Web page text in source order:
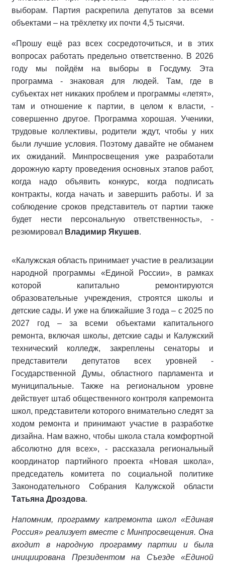
выборам. Партия раскрепила депутатов за всеми
объектами – на трёхлетку их почти 4,5 тысячи.
«Прошу ещё раз всех сосредоточиться, и в этих
вопросах работать предельно ответственно. В 2026
году мы пойдём на выборы в Госдуму. Эта
программа - знаковая для людей. Там, где в
субъектах нет никаких проблем и программы «летят»,
там и отношение к партии, в целом к власти, -
совершенно другое. Программа хорошая. Ученики,
трудовые коллективы, родители ждут, чтобы у них
были лучшие условия. Поэтому давайте не обманем
их ожиданий. Минпросвещения уже разработали
дорожную карту проведения основных этапов работ,
когда надо объявить конкурс, когда подписать
контракты, когда начать и завершить работы. И за
соблюдение сроков представитель от партии также
будет нести персональную ответственность», -
резюмировал Владимир Якушев.
«Калужская область принимает участие в реализации
народной программы «Единой России», в рамках
которой капитально ремонтируются
образовательные учреждения, строятся школы и
детские сады. И уже на ближайшие 3 года – с 2025 по
2027 год – за всеми объектами капитального
ремонта, включая школы, детские сады и Калужский
технический колледж, закреплены сенаторы и
представители депутатов всех уровней -
Государственной Думы, областного парламента и
муниципальные. Также на региональном уровне
действует штаб общественного контроля капремонта
школ, представители которого внимательно следят за
ходом ремонта и принимают участие в разработке
дизайна. Нам важно, чтобы школа стала комфортной
абсолютно для всех», - рассказала региональный
координатор партийного проекта «Новая школа»,
председатель комитета по социальной политике
Законодательного Собрания Калужской области
Татьяна Дроздова.
Напомним, программу капремонта школ «Единая
Россия» реализует вместе с Минпросвещения. Она
входит в народную программу партии и была
инициирована Президентом на Съезде «Единой